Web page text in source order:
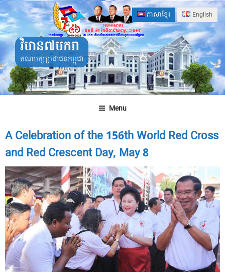
Skip
to
content
ភាសាខ្មែរ English
វិមាន៧មករា
គណបក្សប្រជាជនកម្ពុជា
Menu
A Celebration of the 156th World Red Cross
and Red Crescent Day, May 8